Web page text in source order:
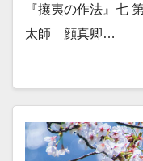
『攘夷の作法』
太師 顔真卿…